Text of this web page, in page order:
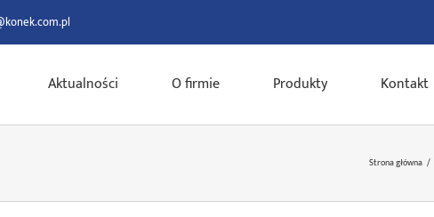
Aktualności O firmie Produkty Kontakt
Strona główna /